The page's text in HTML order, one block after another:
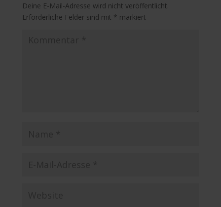
Deine E-Mail-Adresse wird nicht veröffentlicht.
Erforderliche Felder sind mit * markiert